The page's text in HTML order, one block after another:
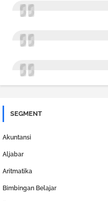
Akuntansi
Aljabar
Aritmatika
Bimbingan Belajar
Biologi